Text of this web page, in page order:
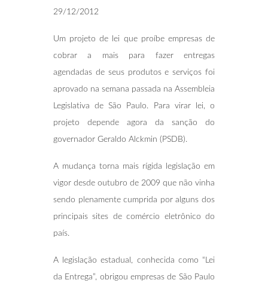
29/12/2012
Um projeto de lei que proíbe empresas de
cobrar a mais para fazer entregas
agendadas de seus produtos e serviços foi
aprovado na semana passada na Assembleia
Legislativa de São Paulo. Para virar lei, o
projeto depende agora da sanção do
governador Geraldo Alckmin (PSDB).
A mudança torna mais rígida legislação em
vigor desde outubro de 2009 que não vinha
sendo plenamente cumprida por alguns dos
principais sites de comércio eletrônico do
país.
A legislação estadual, conhecida como “Lei
da Entrega”, obrigou empresas de São Paulo